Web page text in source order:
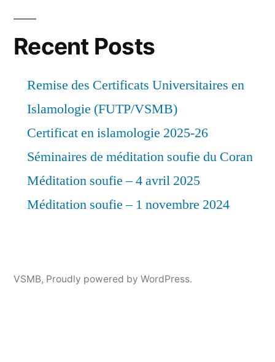
Recent Posts
Remise des Certificats Universitaires en
Islamologie (FUTP/VSMB)
Certificat en islamologie 2025-26
Séminaires de méditation soufie du Coran
Méditation soufie – 4 avril 2025
Méditation soufie – 1 novembre 2024
VSMB, Proudly powered by WordPress.